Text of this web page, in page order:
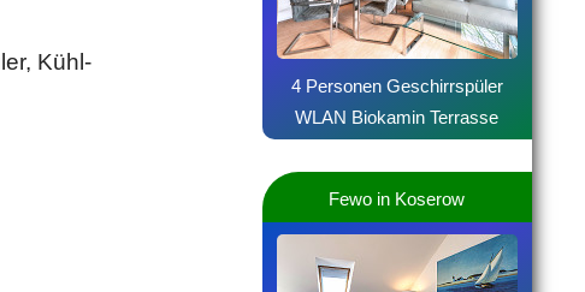
4 Personen Geschirrspüler
WLAN Biokamin Terrasse
Fewo in Koserow
Kühl-